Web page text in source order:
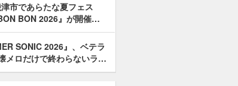
市であらたな夏フェス
BON 2026』が開催…
SONIC 2026』、ベテラ
メロだけで終わらないラ…